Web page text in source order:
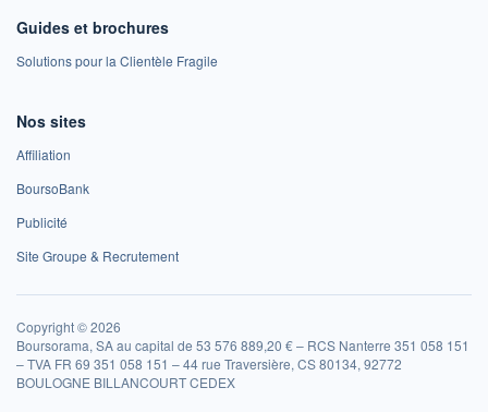
Guides et brochures
Solutions pour la Clientèle Fragile
Nos sites
Affiliation
BoursoBank
Publicité
Site Groupe & Recrutement
Copyright © 2026
Boursorama, SA au capital de 53 576 889,20 € – RCS Nanterre 351 058 151
– TVA FR 69 351 058 151 – 44 rue Traversière, CS 80134, 92772
BOULOGNE BILLANCOURT CEDEX